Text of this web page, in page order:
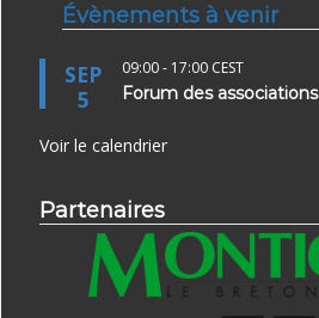
Évènements à venir
SEP
5
09:00- 17:00 CEST
Forum des associations
Voir le calendrier
Partenaires